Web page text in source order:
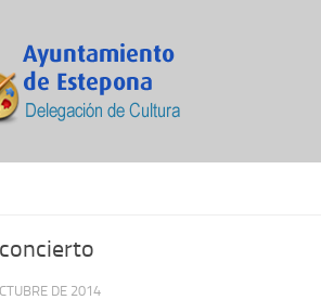
DE 2014